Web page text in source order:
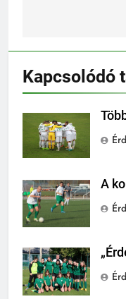
Kapcsolódó
A